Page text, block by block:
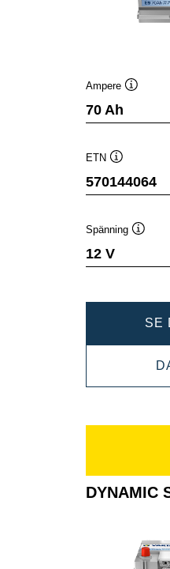
Ampere
70 Ah
ETN
570144064
Spänning
12 V
SE
DYNAMIC